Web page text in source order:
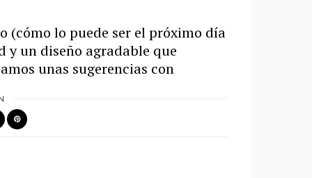
(cómo lo puede ser el próximo día
y un diseño agradable que
unas sugerencias con